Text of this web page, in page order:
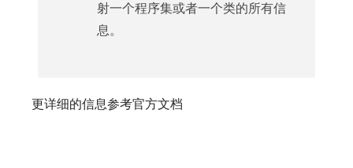
射一个程序集或者一个类的所有信
息。
更详细的信息参考官方文档